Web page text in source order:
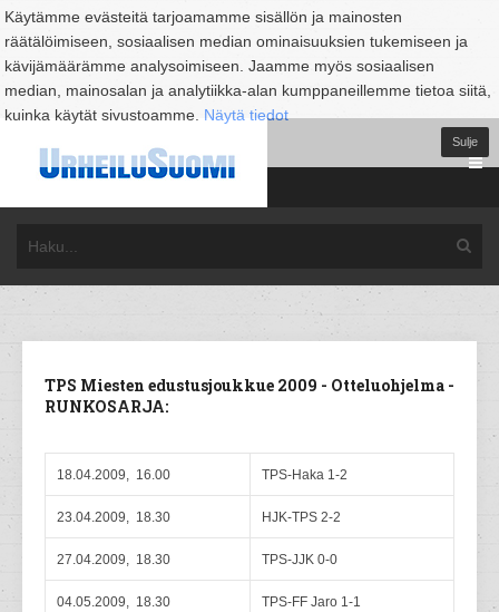
Käytämme evästeitä tarjoamamme sisällön ja mainosten
räätälöimiseen, sosiaalisen median ominaisuuksien tukemiseen ja
kävijämäärämme analysoimiseen. Jaamme myös sosiaalisen
median, mainosalan ja analytiikka-alan kumppaneillemme tietoa siitä,
kuinka käytät sivustoamme. Näytä tiedot
Sulje
TPS Miesten edustusjoukkue 2009 - Otteluohjelma -
RUNKOSARJA:
18.04.2009, 16.00 TPS-Haka 1-2
23.04.2009, 18.30 HJK-TPS 2-2
27.04.2009, 18.30 TPS-JJK 0-0
04.05.2009, 18.30 TPS-FF Jaro 1-1